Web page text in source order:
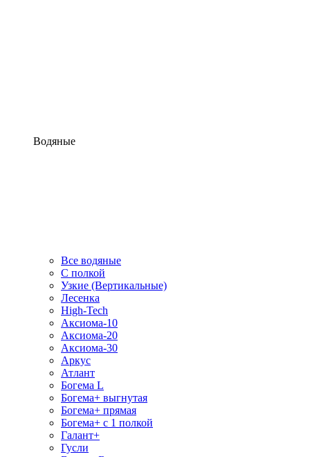
Водяные
Все водяные
С полкой
Узкие (Вертикальные)
Лесенка
High-Tech
Аксиома-10
Аксиома-20
Аксиома-30
Аркус
Атлант
Богема L
Богема+ выгнутая
Богема+ прямая
Богема+ с 1 полкой
Галант+
Гусли